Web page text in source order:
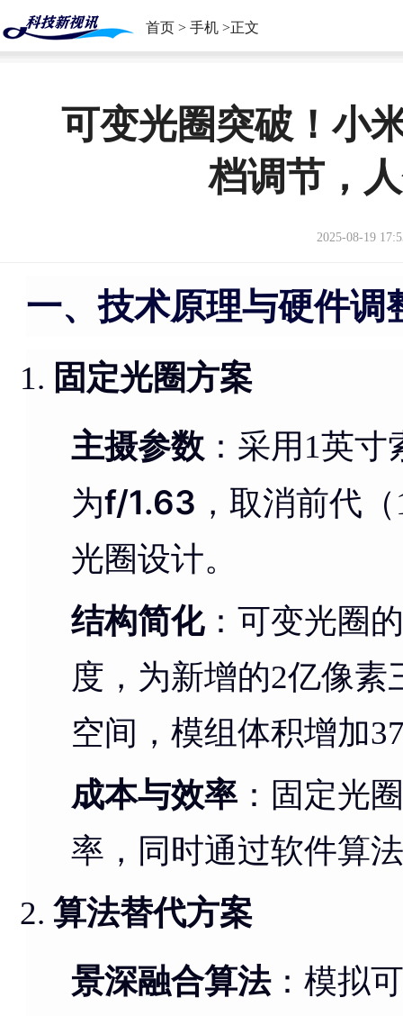
首页 > 手机 >正文
可变光圈突破！小
档调节，
2025-08-19
一、技术原理与硬件调
固定光圈方案
主摄参数 ：采用1英
为f/1.63 ，取消前代
光圈设计。
结构简化：可变光圈
度，为新增的2亿像
空间，模组体积增加
成本与效率 ：固定光
率，同时通过软件算
算法替代方案
景深融合算法：模拟